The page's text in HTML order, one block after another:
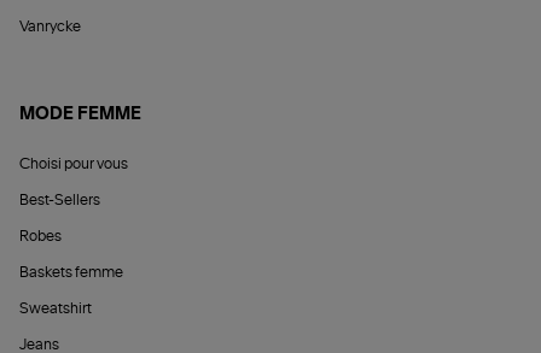
Vanrycke
MODE FEMME
Choisi pour vous
Best-Sellers
Robes
Baskets femme
Sweatshirt
Jeans